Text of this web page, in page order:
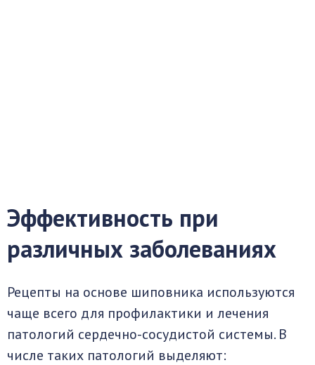
Эффективность при
различных заболеваниях
Рецепты на основе шиповника используются
чаще всего для профилактики и лечения
патологий сердечно-сосудистой системы. В
числе таких патологий выделяют: